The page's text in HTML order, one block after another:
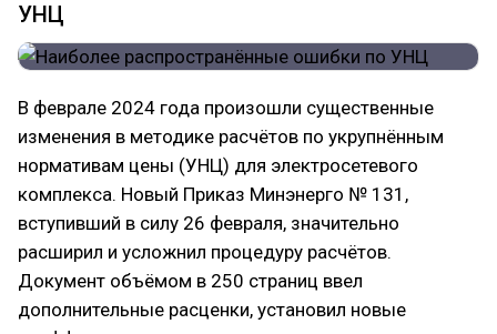
УНЦ
В феврале 2024 года произошли существенные
изменения в методике расчётов по укрупнённым
нормативам цены (УНЦ) для электросетевого
комплекса. Новый Приказ Минэнерго № 131,
вступивший в силу 26 февраля, значительно
расширил и усложнил процедуру расчётов.
Документ объёмом в 250 страниц ввел
дополнительные расценки, установил новые